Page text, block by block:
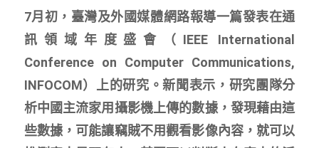
7月初，臺灣及外國媒體網路報導一篇發表在通
訊領域年度盛會（IEEE International
Conference on Computer Communications,
INFOCOM）上的研究。新聞表示，研究團隊分
析中國主流家用攝影機上傳的數據，發現藉由這
些數據，可能讓竊賊不用觀看影像內容，就可以